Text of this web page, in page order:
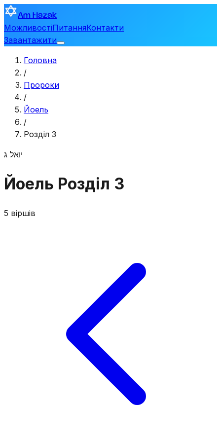
Am Hazak
МожливостіПитанняКонтакти
Завантажити
Головна
/
Пророки
/
Йоель
/
Розділ 3
יואל ג
Йоель Розділ 3
5 віршів